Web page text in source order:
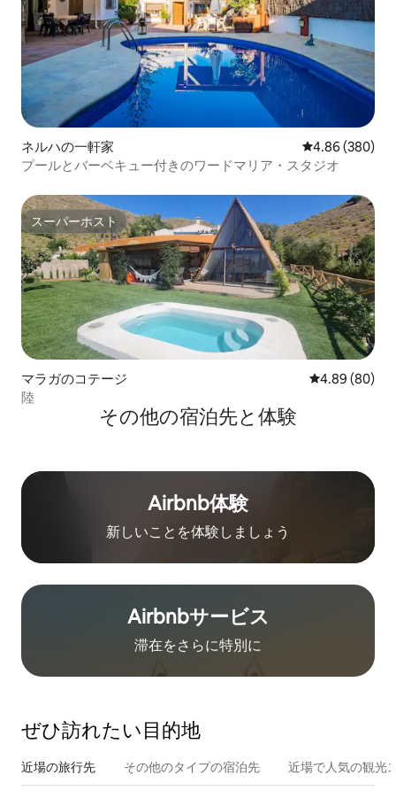
ネルハの一軒家 レビュー380
4.86 (380)
プールとバーベキュー付きのワードマリア・スタジオ
スーパーホスト
スーパーホスト
マラガのコテージ レビュー80件
4.89 (80)
陸
その他の宿⁠泊⁠先と体⁠験
Airbnb体験
新しいことを体験しましょう
Airbnb⁠サ⁠ー⁠ビ⁠ス
滞在をさ⁠ら⁠に特⁠別⁠に
ぜひ訪⁠れ⁠た⁠い目⁠的⁠地
近場の旅行先 その他のタ⁠イ⁠プ⁠の宿⁠泊⁠先 近場で人気の観光